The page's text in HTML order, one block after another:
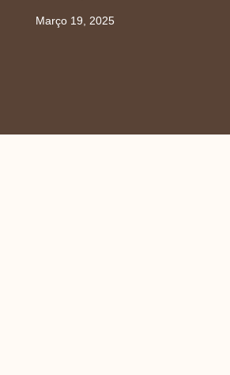
Março 19, 2025